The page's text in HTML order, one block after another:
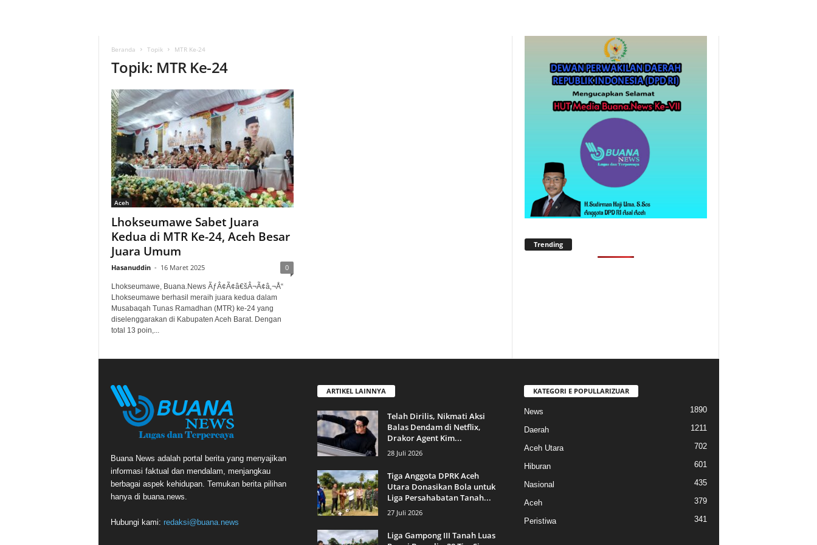
Beranda Topik MTR Ke-24
Topik: MTR Ke-24
Aceh
Lhokseumawe Sabet Juara
Kedua di MTR Ke-24, Aceh Besar
Juara Umum
Hasanuddin - 16 Maret 2025 0
Lhokseumawe, Buana.News ÃƒÂ¢Ã¢â€šÂ¬Ã¢â‚¬Å“
Lhokseumawe berhasil meraih juara kedua dalam
Musabaqah Tunas Ramadhan (MTR) ke-24 yang
diselenggarakan di Kabupaten Aceh Barat. Dengan
total 13 poin,...
Trending
Buana News adalah portal berita yang menyajikan
informasi faktual dan mendalam, menjangkau
berbagai aspek kehidupan. Temukan berita pilihan
hanya di buana.news.
Hubungi kami: redaksi@buana.news
ARTIKEL LAINNYA
Telah Dirilis, Nikmati Aksi
Balas Dendam di Netflix,
Drakor Agent Kim...
28 Juli 2026
Tiga Anggota DPRK Aceh
Utara Donasikan Bola untuk
Liga Persahabatan Tanah...
27 Juli 2026
Liga Gampong III Tanah Luas
KATEGORI E POPULLARIZUAR
News 1890
Daerah 1211
Aceh Utara 702
Hiburan 601
Nasional 435
Aceh 379
Peristiwa 341